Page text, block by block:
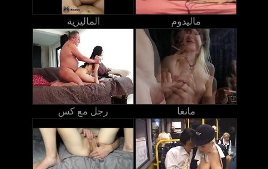
الماليزية ماليدوم
رجل مع كس مانغا